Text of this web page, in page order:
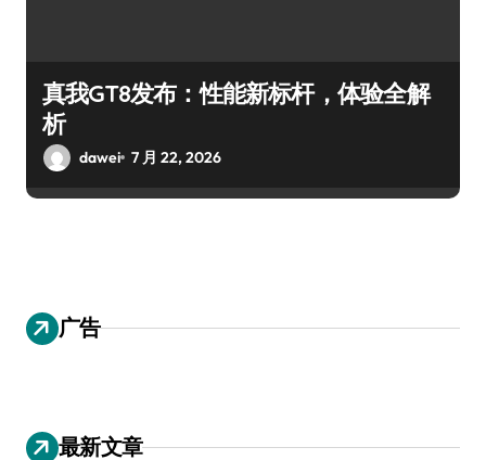
真我GT8发布：性能新标杆，体验全解
析
dawei 7 月 22, 2026
广告
最新文章